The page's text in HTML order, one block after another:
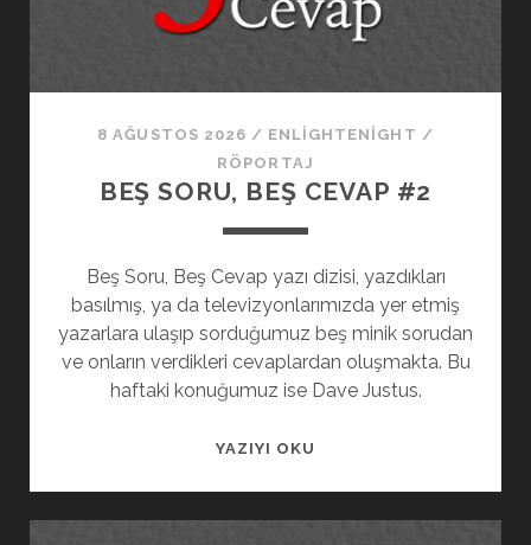
8 AĞUSTOS 2026 / ENLIGHTENIGHT /
RÖPORTAJ
BEŞ SORU, BEŞ CEVAP #2
Beş Soru, Beş Cevap yazı dizisi, yazdıkları
basılmış, ya da televizyonlarımızda yer etmiş
yazarlara ulaşıp sorduğumuz beş minik sorudan
ve onların verdikleri cevaplardan oluşmakta. Bu
haftaki konuğumuz ise Dave Justus.
YAZIYI OKU